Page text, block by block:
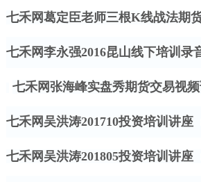
七禾网葛定臣老师三根K线战法期
七禾网李永强2016昆山线下培训录
七禾网张海峰实盘秀期货交易视
七禾网吴洪涛201710投资培训讲座
七禾网吴洪涛201805投资培训讲座